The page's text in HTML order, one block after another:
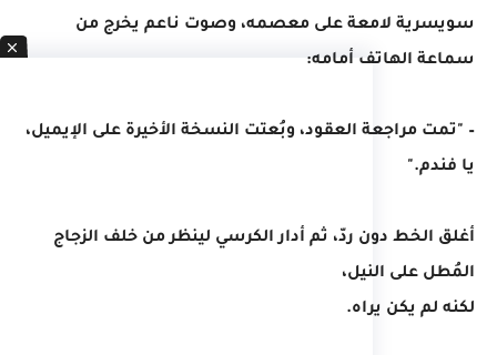
سويسرية لامعة على معصمه، وصوت ناعم يخرج من
سماعة الهاتف أمامه:
– "تمت مراجعة العقود، وبُعتت النسخة الأخيرة على الإيميل،
يا فندم."
أغلق الخط دون ردّ، ثم أدار الكرسي لينظر من خلف الزجاج
المُطل على النيل،
لكنه لم يكن يراه.